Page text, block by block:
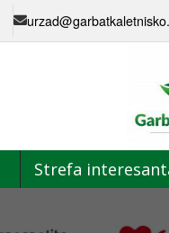
Strefa